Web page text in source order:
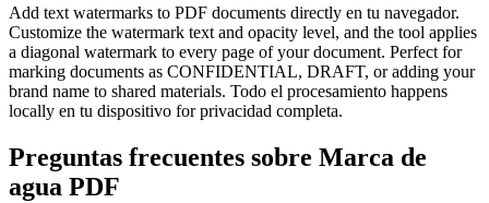
Add text watermarks to PDF documents directly en tu navegador.
Customize the watermark text and opacity level, and the tool applies
a diagonal watermark to every page of your document. Perfect for
marking documents as CONFIDENTIAL, DRAFT, or adding your
brand name to shared materials. Todo el procesamiento happens
locally en tu dispositivo for privacidad completa.
Preguntas frecuentes sobre Marca de
agua PDF